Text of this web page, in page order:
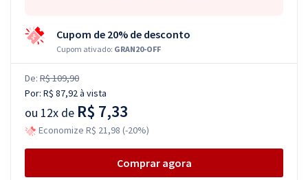
Cupom de 20% de desconto
Cupom ativado: GRAN20-OFF
De: R$ 109,90
Por: R$ 87,92à vista
ou 12x de R$ 7,33
Economize R$ 21,98 (-20%)
Comprar agora